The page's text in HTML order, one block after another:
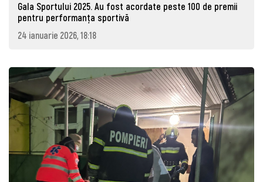
Gala Sportului 2025. Au fost acordate peste 100 de premii
pentru performanța sportivă
24 ianuarie 2026, 18:18